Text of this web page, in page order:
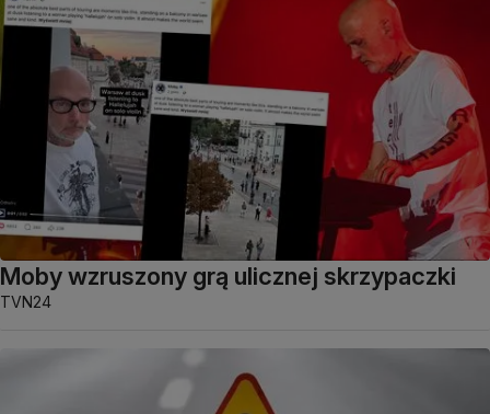
Moby wzruszony grą ulicznej skrzypaczki
TVN24